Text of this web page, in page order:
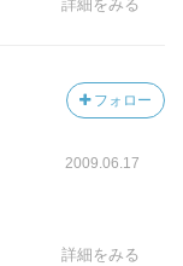
詳細をみる
フォロー
2009.06.17
詳細をみる